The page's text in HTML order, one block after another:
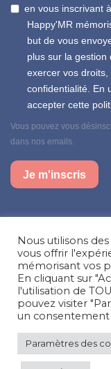
en vous inscrivant
Happy'MR
but de vous
plus sur la
exercer vos
confidentialité. En
accepter cette
Vous pouvez vous
dans nos emails.
Je m'inscris
Facebook
Instagram
LinkedIn
Besoin d’aide,
Nous contacter
Nous utilisons
vous offrir
mémorisant vos
En cliquant sur
l'utilisation de
pouvez visiter
un
Paramètres des